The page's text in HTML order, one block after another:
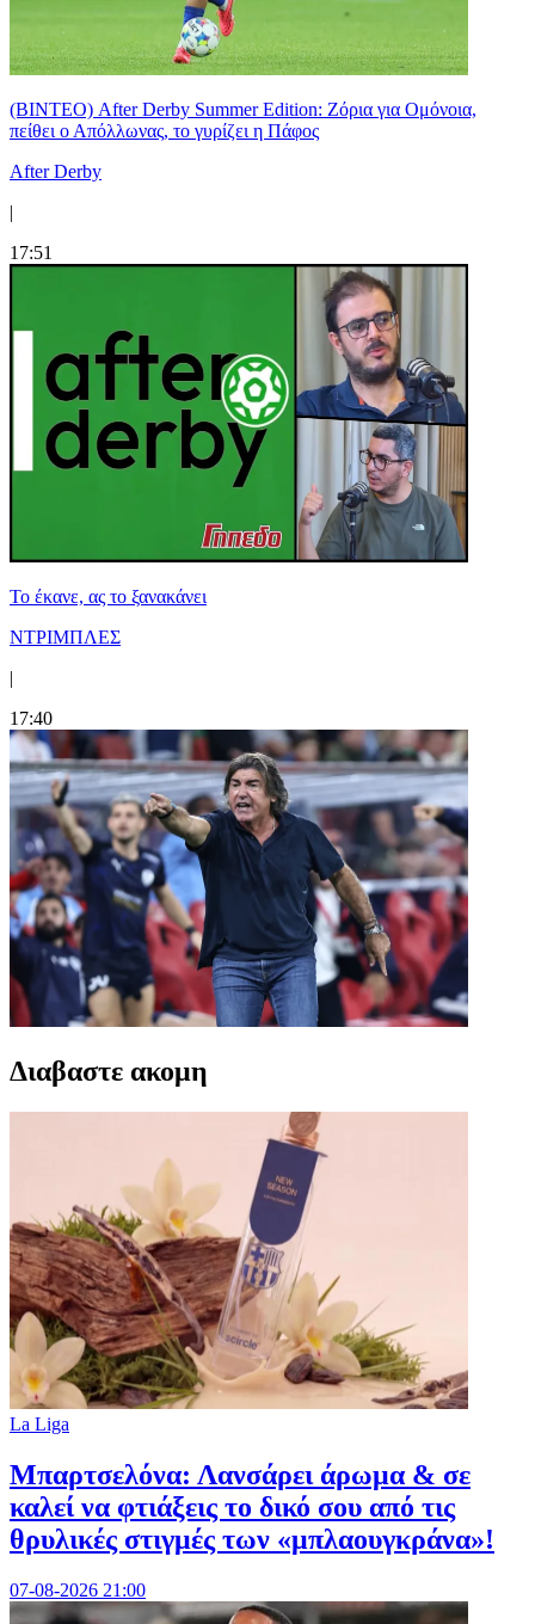
(ΒΙΝΤΕΟ) After Derby Summer Edition: Ζόρια για Ομόνοια,
πείθει ο Απόλλωνας, το γυρίζει η Πάφος
After Derby
|
17:51
Το έκανε, ας το ξανακάνει
ΝΤΡΙΜΠΛΕΣ
|
17:40
Διαβαστε ακομη
La Liga
Μπαρτσελόνα: Λανσάρει άρωμα & σε
καλεί να φτιάξεις το δικό σου από τις
θρυλικές στιγμές των «μπλαουγκράνα»!
07-08-2026 21:00